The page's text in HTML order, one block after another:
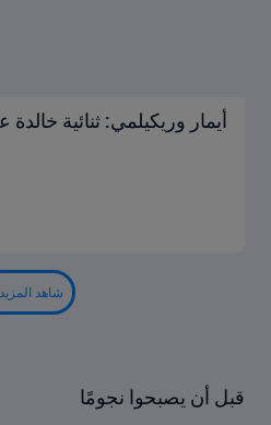
أيمار وريكيلمي: ثنائية
شاهد المزيد
قبل أن يصبحوا نجومًا